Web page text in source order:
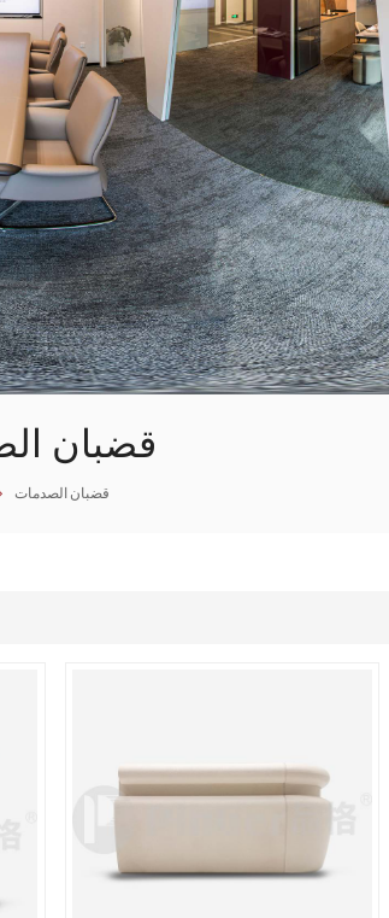
قضبان
قضبان الصدمات